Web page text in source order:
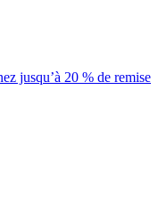
jusqu’à 20 % de remise